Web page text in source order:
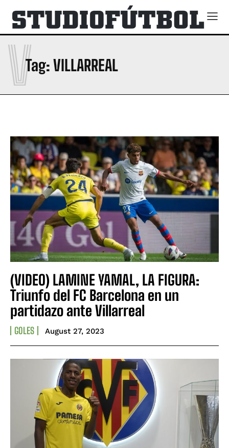
Tag:VILLARREAL
V
(VIDEO) LAMINE YAMAL, LA FIGURA:
Triunfo del FC Barcelona en un
partidazo ante Villarreal
GOLES August 27, 2023